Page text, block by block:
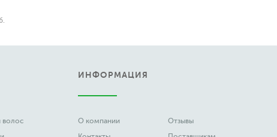
волос
ИНФОРМАЦИЯ
О компании
Отзывы